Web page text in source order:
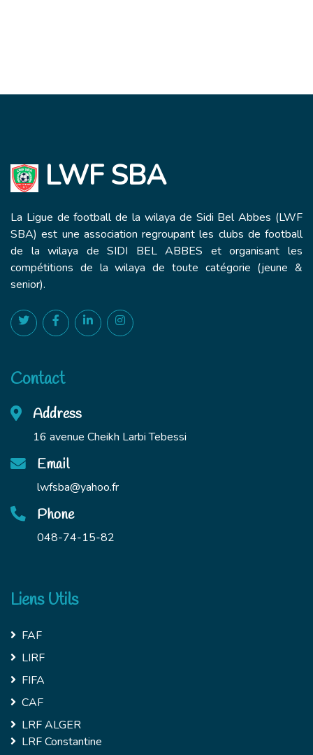
LWF SBA
La Ligue de football de la wilaya de Sidi Bel Abbes (LWF
SBA) est une association regroupant les clubs de football
de la wilaya de SIDI BEL ABBES et organisant les
compétitions de la wilaya de toute catégorie (jeune &
senior).
Contact
Address
16 avenue Cheikh Larbi Tebessi
Email
lwfsba@yahoo.fr
Phone
048-74-15-82
Liens Utils
FAF
LIRF
FIFA
CAF
LRF ALGER
LRF Constantine